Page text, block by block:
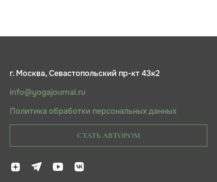
г. Москва, Севастопольский пр-кт 43к2
info@yogajournal.ru
Политика обработки персональных данных
СТАТЬ АВТОРОМ